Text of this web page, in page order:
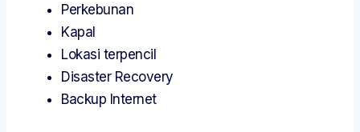
Perkebunan
Kapal
Lokasi terpencil
Disaster Recovery
Backup Internet